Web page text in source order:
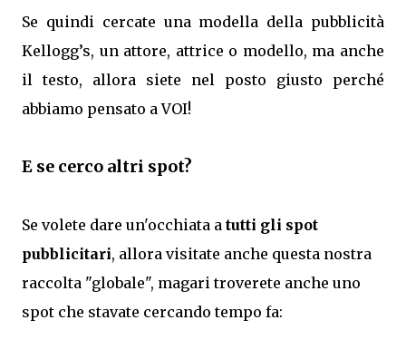
Se quindi cercate una modella della pubblicità
Kellogg’s, un attore, attrice o modello, ma anche
il testo, allora siete nel posto giusto perché
abbiamo pensato a VOI!
E se cerco altri spot?
Se volete dare un'occhiata a tutti gli spot
pubblicitari, allora visitate anche questa nostra
raccolta "globale", magari troverete anche uno
spot che stavate cercando tempo fa: